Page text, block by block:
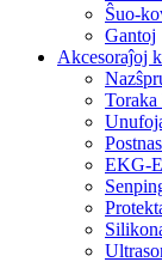
Ŝuo-
Gantoj
Akcesoraĵoj
EKG-